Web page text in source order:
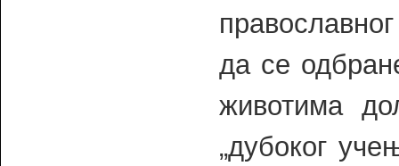
да се
животима
„дубоког